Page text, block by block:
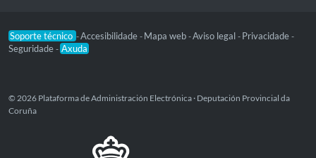
Soporte técnico -Accesibilidade - Mapa web -Aviso legal - Privacidade -
Seguridade - Axuda
© 2026 Plataforma de Administración Electrónica · Deputación Provincial da
Coruña